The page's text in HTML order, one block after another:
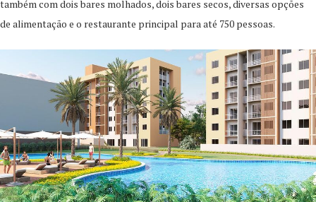
também com dois bares molhados, dois bares secos, diversas opções
de alimentação e o restaurante principal para até 750 pessoas.